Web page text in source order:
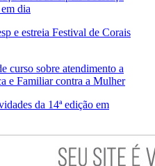
dia
e estreia Festival de Corais
curso sobre atendimento a
e Familiar contra a Mulher
da 14ª edição em